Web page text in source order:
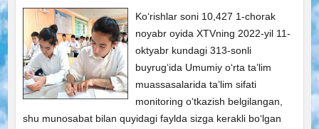
Ko‘rishlar soni 10,427 1-chorak
noyabr oyida XTVning 2022-yil 11-
oktyabr kundagi 313-sonli
buyrugʻida Umumiy oʻrta ta’lim
muassasalarida ta’lim sifati
monitoring oʻtkazish belgilangan,
shu munosabat bilan quyidagi faylda sizga kerakli boʻlgan